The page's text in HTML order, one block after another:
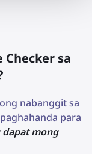
sa
nabanggit sa
para
dapat mong